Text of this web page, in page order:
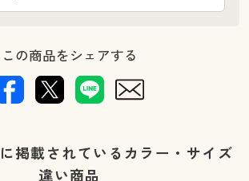
この商品をシェアする
掲載されているカラー・サイズ
違い商品